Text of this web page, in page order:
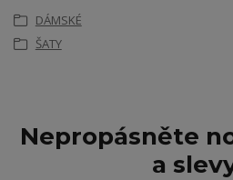
DÁMSKÉ
ŠATY
Nepropásněte
a